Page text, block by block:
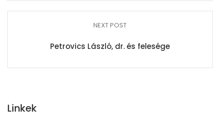
NEXT POST
Petrovics László, dr. és felesége
Linkek